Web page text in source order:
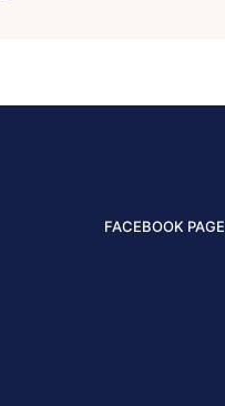
FACEBOOK PAGE